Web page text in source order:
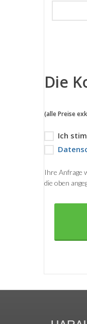
Die
(alle Preise
Ich
Ihre Anfrage
die oben